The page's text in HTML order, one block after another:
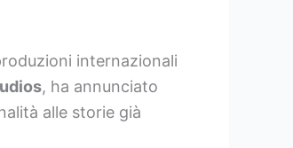
internazionali
, ha annunciato
alle storie già